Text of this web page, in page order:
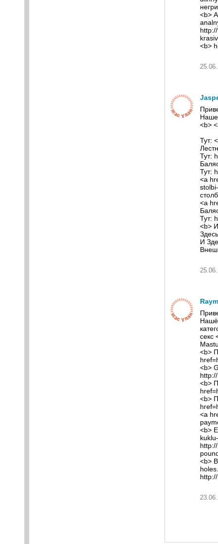
<b>
<b>
<b>
Тут:
Тут:
Тут:
<a
<a
Тут:
<b>
И
секс
<b>
<b>
<b>
<b>
<a
<b>
<b>